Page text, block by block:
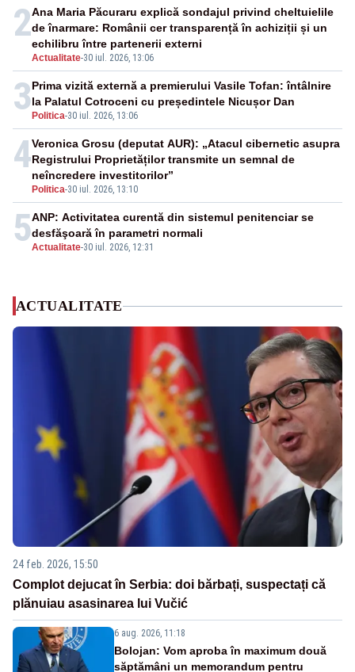
2
Actualitate-30 iul. 2026, 13:06
Ana Maria Păcuraru explică sondajul privind cheltuielile
de înarmare: Românii cer transparență în achiziții și un
echilibru între partenerii externi
3 Politica-30 iul. 2026, 13:06
Prima vizită externă a premierului Vasile Tofan: întâlnire
la Palatul Cotroceni cu președintele Nicușor Dan
4
Politica-30 iul. 2026, 13:10
Veronica Grosu (deputat AUR): „Atacul cibernetic asupra
Registrului Proprietăților transmite un semnal de
neîncredere investitorilor”
5Actualitate-30 iul. 2026, 12:31
ANP: Activitatea curentă din sistemul penitenciar se
desfăşoară în parametri normali
ACTUALITATE
24 feb. 2026, 15:50
Complot dejucat în Serbia: doi bărbați, suspectați că
plănuiau asasinarea lui Vučić
6 aug. 2026, 11:18
Bolojan: Vom aproba în maximum două
săptămâni un memorandum pentru